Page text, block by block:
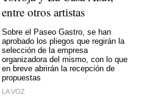
entre otros artistas
Sobre el Paseo Gastro, se han
aprobado los pliegos que regirán la
selección de la empresa
organizadora del mismo, con lo que
en breve abrirán la recepción de
propuestas
LA VOZ